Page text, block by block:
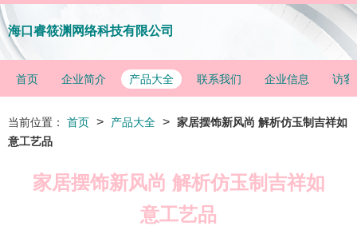
海口睿筱渊网络科技有限公司
首页 企业简介 产品大全 联系我们 企业信息 访客
当前位置： 首页 > 产品大全 > 家居摆饰新风尚 解析仿玉制吉祥如
意工艺品
家居摆饰新风尚 解析仿玉制吉祥如
意工艺品